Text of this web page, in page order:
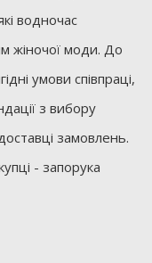
водночас
жіночої моди. До
умови співпраці,
з вибору
замовлень.
- запорука